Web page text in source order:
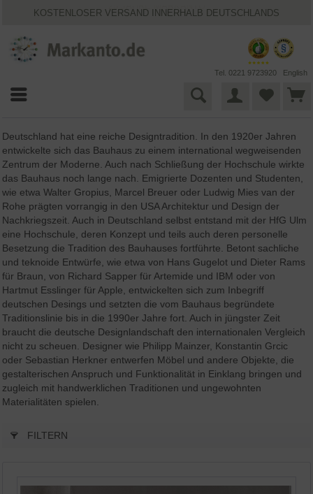
KOSTENLOSER VERSAND INNERHALB DEUTSCHLANDS
BESTPRICE-GARANTIE
Tel. 0221 9723920 English
Deutschland hat eine reiche Designtradition. In den 1920er Jahren
entwickelte sich das Bauhaus zu einem international wegweisenden
Zentrum der Moderne. Auch nach Schließung der Hochschule wirkte
das Bauhaus noch lange nach. Emigrierte Dozenten und Studenten,
wie etwa Walter Gropius, Marcel Breuer oder Ludwig Mies van der
Rohe prägten vorrangig in den USA Architektur und Design der
Nachkriegszeit. Auch in Deutschland selbst entstand mit der HfG Ulm
eine Hochschule, deren Konzept und teils auch deren personelle
Besetzung die Tradition des Bauhauses fortführte. Betont sachliche
und teknoide Entwürfe, wie etwa von Hans Gugelot und Dieter Rams
für Braun, von Richard Sapper für Artemide und IBM oder von
Hartmut Esslinger für Apple, entwickelten sich zum Inbegriff
deutschen Desings und setzten die vom Bauhaus begründete
Traditionslinie bis in die 1990er Jahre fort. Auch in jüngster Zeit
braucht die deutsche Designlandschaft den internationalen Vergleich
nicht zu scheuen. Designer wie Philipp Mainzer, Konstantin Grcic
oder Sebastian Herkner entwerfen Möbel und andere Objekte, die
gestalterischen Anspruch und Funktionalität in Einklang bringen und
zugleich mit handwerklichen Traditionen und ungewohnten
Materialitäten spielen.
FILTERN